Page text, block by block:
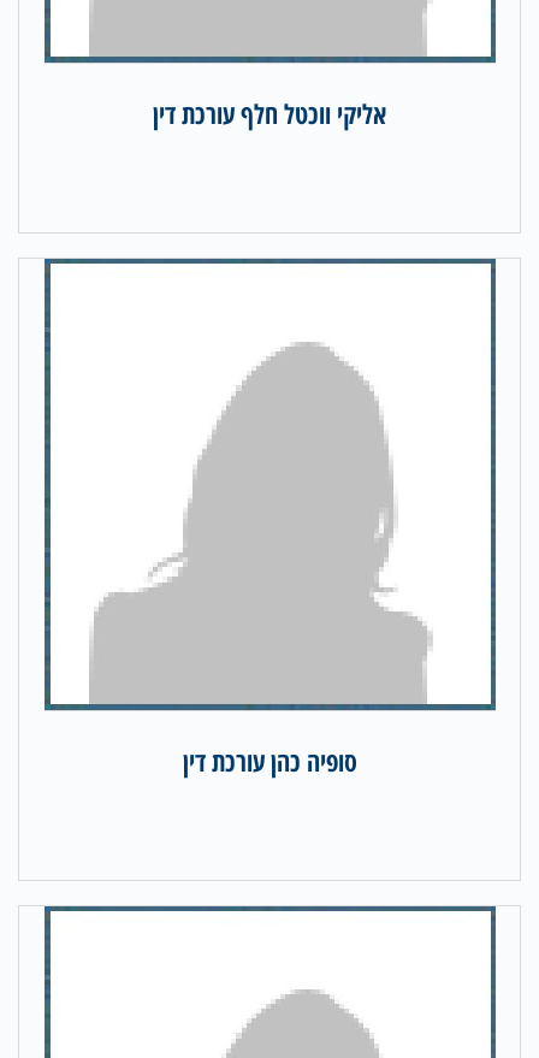
אליקי ווכטל חלף עורכת דין
סופיה כהן עורכת דין